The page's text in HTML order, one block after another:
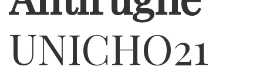
UNICHO21